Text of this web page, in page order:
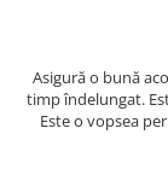
Parfumuri
Sapunuri
Asigură o bună
timp îndelungat.
Este o vopsea